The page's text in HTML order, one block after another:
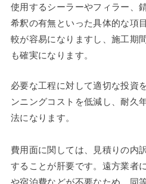
使用するシーラーやフィラー、
希釈の有無といった具体的な項
較が容易になりますし、施工期
も確実になります。
必要な工程に対して適切な投資
ンニングコストを低減し、耐久
法になります。
費用面に関しては、見積りの内
することが肝要です。遠方業者
や宿泊費などが不要なため、同